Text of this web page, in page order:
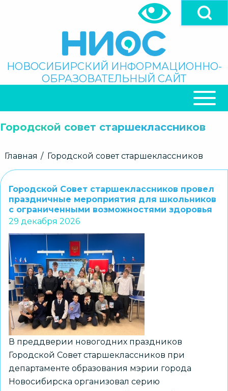
Поиск
НОВОСИБИРСКИЙ ИНФОРМАЦИОННО-
ОБРАЗОВАТЕЛЬНЫЙ САЙТ
НАВИГАЦИЯ
Городской совет старшеклассников
Строка
Главная Городской совет старшеклассников
Городской Совет старшеклассников провел
праздничные мероприятия для школьников
с ограниченными возможностями здоровья
29 декабря 2026
В преддверии новогодних праздников
Городской Совет старшеклассников при
департаменте образования мэрии города
Новосибирска организовал серию